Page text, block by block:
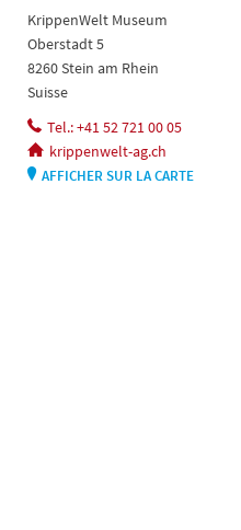
KrippenWelt Museum
Oberstadt 5
8260 Stein am Rhein
Suisse
Tel.: +41 52 721 00 05
krippenwelt-ag.ch
AFFICHER SUR LA CARTE